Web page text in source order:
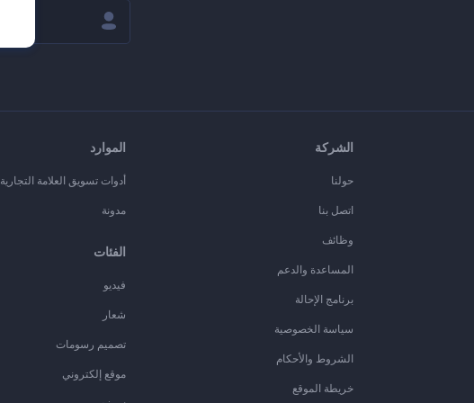
الشركة
حولنا
اتصل بنا
وظائف
المساعدة والدعم
برنامج الإحالة
سياسة الخصوصية
الشروط والأحكام
خريطة الموقع
الموارد
أدوات تسويق العلامة التجارية
مدونة
الفئات
فيديو
شعار
تصميم رسومات
موقع إلكتروني